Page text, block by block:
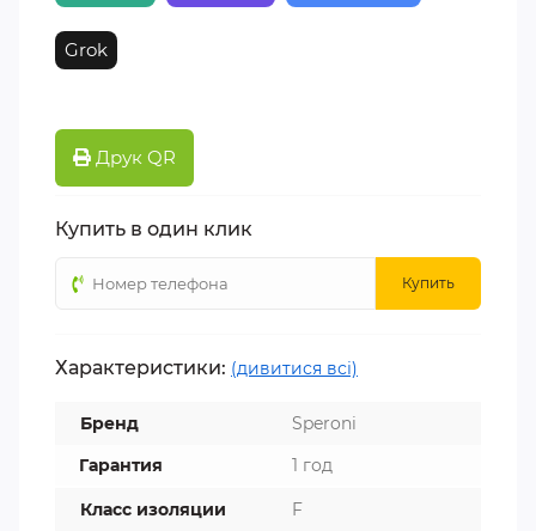
Grok
Друк QR
Купить в один клик
Купить
Характеристики: (дивитися всі)
Бренд
Speroni
Гарантия
1 год
Класс изоляции
F